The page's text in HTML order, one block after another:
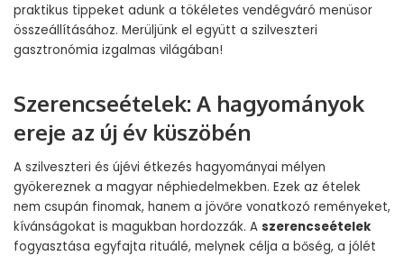
praktikus tippeket adunk a tökéletes vendégváró menüsor
összeállításához. Merüljünk el együtt a szilveszteri
gasztronómia izgalmas világában!
Szerencseételek: A hagyományok
ereje az új év küszöbén
A szilveszteri és újévi étkezés hagyományai mélyen
gyökereznek a magyar néphiedelmekben. Ezek az ételek
nem csupán finomak, hanem a jövőre vonatkozó reményeket,
kívánságokat is magukban hordozzák. A szerencseételek
fogyasztása egyfajta rituálé, melynek célja a bőség, a jólét